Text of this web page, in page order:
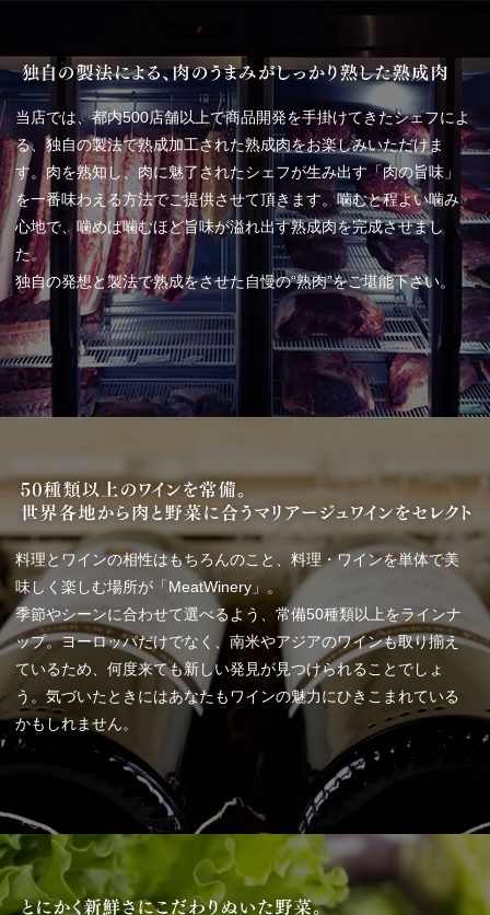
当店では、都内500店舗以上で商品開発を手掛けてきたシェフによ
る、独自の製法で熟成加工された熟成肉をお楽しみいただけま
す。肉を熟知し、肉に魅了されたシェフが生み出す「肉の旨味」
を一番味わえる方法でご提供させて頂きます。噛むと程よい噛み
心地で、噛めば噛むほど旨味が溢れ出す熟成肉を完成させまし
た。
独自の発想と製法で熟成をさせた自慢の“熟肉”をご堪能下さい。
料理とワインの相性はもちろんのこと、料理・ワインを単体で美
味しく楽しむ場所が「MeatWinery」。
季節やシーンに合わせて選べるよう、常備50種類以上をラインナ
ップ。ヨーロッパだけでなく、南米やアジアのワインも取り揃え
ているため、何度来ても新しい発見が見つけられることでしょ
う。気づいたときにはあなたもワインの魅力にひきこまれている
かもしれません。